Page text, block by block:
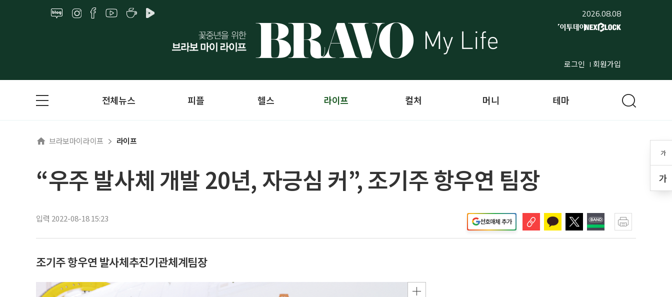
2026.08.08
로그인 회원가입
가
가
전체뉴스 피플 헬스 라이프 컬처 머니 테마
브라보마이라이프 라이프
“우주 발사체 개발 20년, 자긍심 커”, 조기주 항우연 팀장
입력 2022-08-18 15:23 선호매체 추가
조기주 항우연 발사체추진기관체계팀장